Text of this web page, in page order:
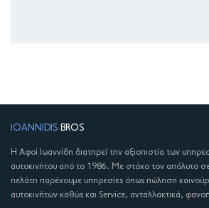
IOANNIDIS BROS
Η Αφοί Ιωαννίδη διατηρεί την αξιοπιστία των
αυτοκινήτου από το 1986. Με στόχο τον απόλυτο
πελάτη παρέχουμε υπηρεσίες όπως πώληση
αυτοκινήτων καθώς και Service, ανταλλακτικά,